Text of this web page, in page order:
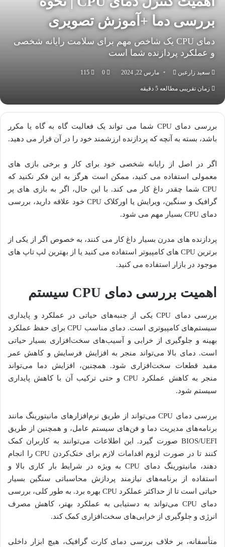
بررسی دما +آموزش تصویری
دمای CPU یک شاخص مهم برای سلامت رایانه شخصی
و عملکرد پردازنده شما است
سعید زارعین
ارسال
به
مارس 22, 2024 0
115
زمان تقریبی مطالعه 5 دقیقه
بررسی دمای CPU شما می تواند یک فعالیت گاه به گاه یا مکرر
باشد، بسته به آنچه که پردازنده ارزشمند خود را در آن قرار می دهید.
اگر در اصل از رایانه شخصی خود برای کار و برخی بازی های
معمولی استفاده می کنید، ممکن است هرگز به این فکر نکنید که
CPU شما چقدر داغ کار می کند. با این حال، اگر به بازی های پر
گرافیک و سنگین، ویرایش یا اورکلاک CPU خود علاقه دارید، بررسی
دمای CPU بسیار مهم می شود.
پردازنده های مدرن بسیار داغ کار می کنند، به خصوص اگر از یکی از
برترین CPU های کامپیوتر استفاده می کنید یا از بهترین لپ تاپ های
موجود در بازار استفاده می کنید.
اهمیت بررسی دمای CPU سیستم
بررسی دمای CPU یکی از جنبه‌های حیاتی در عملکرد و پایداری
سیستم‌های کامپیوتری است. دمای مناسب CPU برای حفظ عملکرد
بهینه و جلوگیری از خرابی و آسیب‌های سخت‌افزاری بسیار حیاتی
است. دمای بالا می‌تواند منجر به افزایش فرسایش و کاهش عمر
مفید قطعات سخت‌افزاری شود. همچنین، افزایش دما می‌تواند
منجر به کاهش عملکرد CPU و حتی ترکیب آن با کاهش پایداری
سیستم شود.
بررسی دمای CPU می‌تواند از طریق نرم‌افزارهای مانیتورینگ مانند
برنامه‌های مدیریت دما و فن‌های سیستم عامل، و همچنین از طریق
BIOS/UEFI صورت گیرد. این اطلاعات می‌توانند به کاربران کمک
کنند تا در صورت لزوم اقدامات لازم برای خنک‌کردن CPU را انجام
دهند، مانیتورینگ دمای CPU به ویژه در شرایط بار کاری بالا و
استفاده از برنامه‌های نیازمند پردازش محاسباتی سنگین بسیار
حیاتی است تا از حداکثر عملکرد CPU بهره برد. به طور کلی، بررسی
دمای CPU می‌تواند به دستیابی به عملکرد بهتر، کاهش مصرف
انرژی و جلوگیری از خرابی‌های سخت‌افزاری کمک کند.
متأسفانه، بر خلاف بررسی دمای کارت گرافیک، هیچ ابزار داخلی